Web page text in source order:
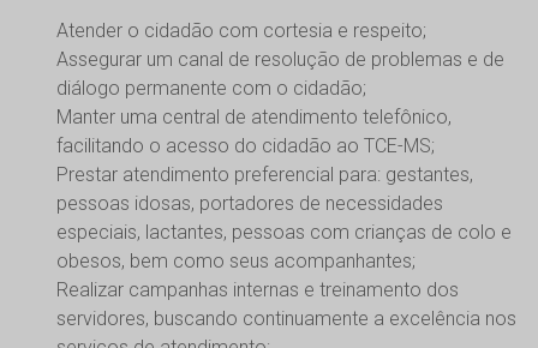
Atender o cidadão com cortesia e respeito;
Assegurar um canal de resolução de problemas e de
diálogo permanente com o cidadão;
Manter uma central de atendimento telefônico,
facilitando o acesso do cidadão ao TCE-MS;
Prestar atendimento preferencial para: gestantes,
pessoas idosas, portadores de necessidades
especiais, lactantes, pessoas com crianças de colo e
obesos, bem como seus acompanhantes;
Realizar campanhas internas e treinamento dos
servidores, buscando continuamente a excelência nos